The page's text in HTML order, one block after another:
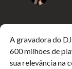
A gravadora do
600 milhões de
sua relevância na